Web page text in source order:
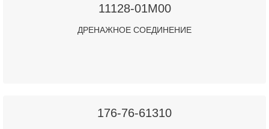
11128-01M00
ДРЕНАЖНОЕ СОЕДИНЕНИЕ
176-76-61310